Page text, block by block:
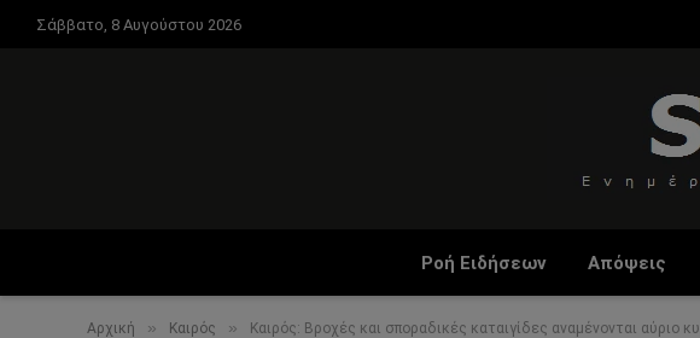
Σάββατο, 8 Αυγούστου 2026
Ροή Ειδήσεων Απόψεις
Αρχική » Καιρός » Καιρός: Βροχές και σποραδικές καταιγίδες αναμένονται αύριο